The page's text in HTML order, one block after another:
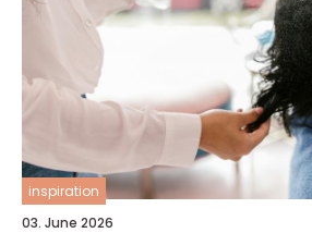
inspiration
03. June 2026